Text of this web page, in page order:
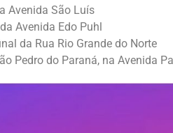
Avenida São Luís
Avenida Edo Puhl
da Rua Rio Grande do Norte
Pedro do Paraná, na Avenida